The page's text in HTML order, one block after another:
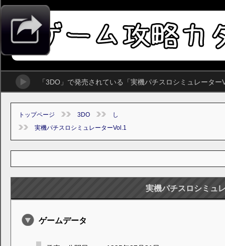
「3DO」で発売されている「実機パチスロシミュレータ
トップページ 3DO
し
実機パチスロシミュレーターVol.1
実機パチスロシミュ
ゲームデータ